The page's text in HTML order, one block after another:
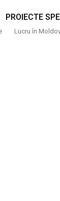
PROIECTE
Lucru în